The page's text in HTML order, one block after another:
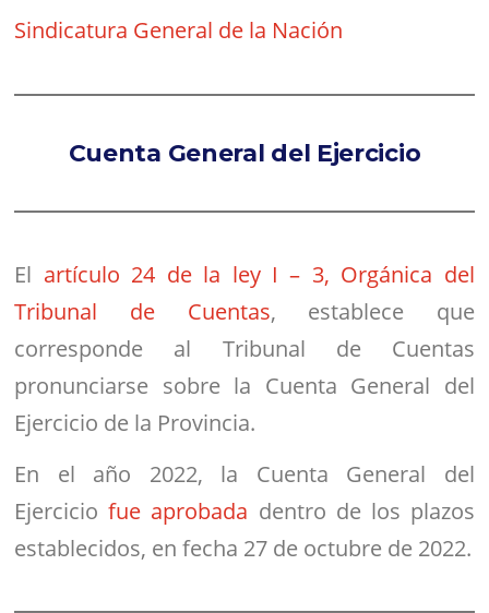
Sindicatura General de la Nación
Cuenta General del Ejercicio
El artículo 24 de la ley I – 3, Orgánica del
Tribunal de Cuentas, establece que
corresponde al Tribunal de Cuentas
pronunciarse sobre la Cuenta General del
Ejercicio de la Provincia.
En el año 2022, la Cuenta General del
Ejerciciofue aprobada dentro de los plazos
establecidos, en fecha 27 de octubre de 2022.